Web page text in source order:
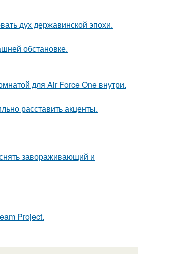
дух державинской эпохи.
обстановке.
для Air Force One внутри.
расставить акценты.
завораживающий и
Project.